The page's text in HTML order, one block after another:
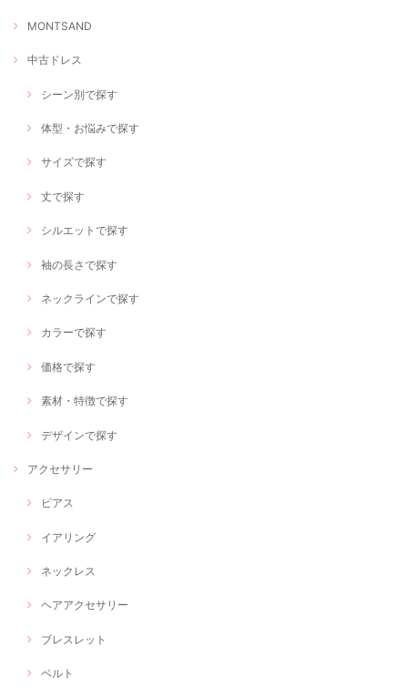
MONTSAND
中古ドレス
シーン別で探す
体型・お悩みで探す
サイズで探す
丈で探す
シルエットで探す
袖の長さで探す
ネックラインで探す
カラーで探す
価格で探す
素材・特徴で探す
デザインで探す
アクセサリー
ピアス
イアリング
ネックレス
ヘアアクセサリー
ブレスレット
ベルト